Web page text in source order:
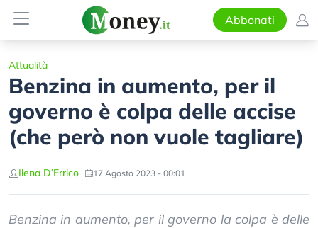
Abbonati
Attualità
Benzina in aumento, per il
governo è colpa delle accise
(che però non vuole tagliare)
Ilena D’Errico 17 Agosto 2023 - 00:01
Benzina in aumento, per il governo la colpa è delle